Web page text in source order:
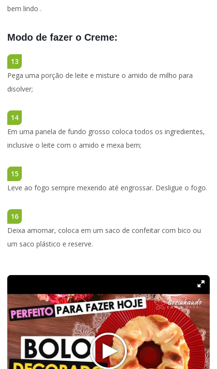
bem lindo .
Modo de fazer o Creme:
13
Pega uma porção de leite e misture o amido de milho para
disolver;
14
Em uma panela de fundo grosso coloca todos os ingredientes,
inclusive o leite com o amido e mexa bem;
15
Leve ao fogo sempre mexendo até engrossar. Desligue o fogo.
16
Deixa amornar, coloca em um saco de confeitar com bico ou
um saco plástico e reserve.